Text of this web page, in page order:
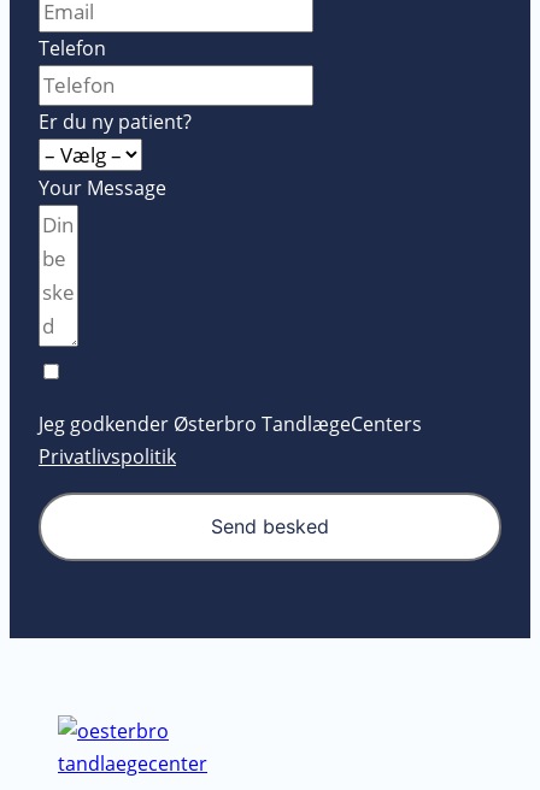
Telefon
Er du ny patient?
Your Message
Jeg godkender Østerbro TandlægeCenters
Privatlivspolitik
Send besked